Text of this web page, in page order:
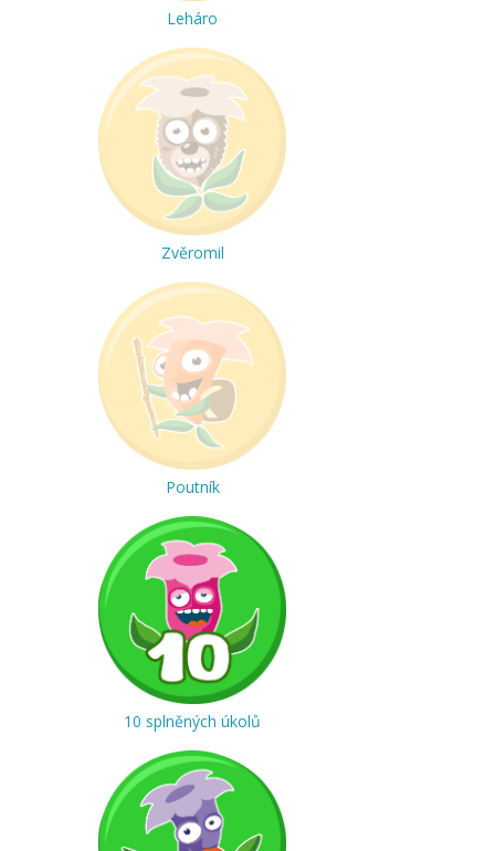
Leháro
Zvěromil
Poutník
10 splněných úkolů